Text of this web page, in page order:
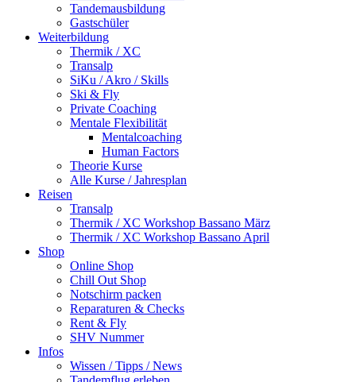
Tandemausbildung
Gastschüler
Weiterbildung
Thermik / XC
Transalp
SiKu / Akro / Skills
Ski & Fly
Private Coaching
Mentale Flexibilität
Mentalcoaching
Human Factors
Theorie Kurse
Alle Kurse / Jahresplan
Reisen
Transalp
Thermik / XC Workshop Bassano März
Thermik / XC Workshop Bassano April
Shop
Online Shop
Chill Out Shop
Notschirm packen
Reparaturen & Checks
Rent & Fly
SHV Nummer
Infos
Wissen / Tipps / News